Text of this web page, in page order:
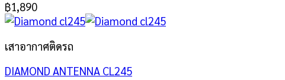
฿1,890
เสาอากาศติดรถ
DIAMOND ANTENNA CL245